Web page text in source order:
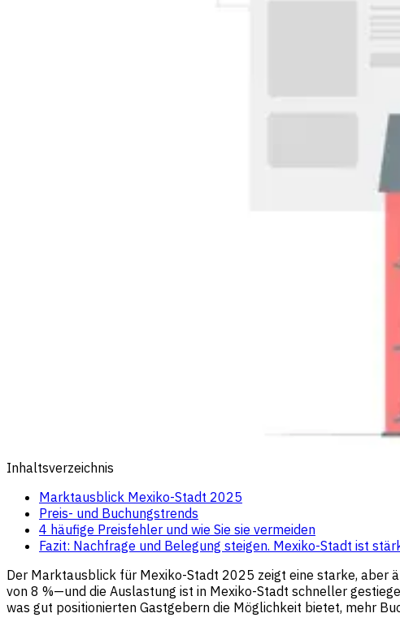
Inhaltsverzeichnis
Marktausblick Mexiko-Stadt 2025
Preis- und Buchungstrends
4 häufige Preisfehler und wie Sie sie vermeiden
Fazit: Nachfrage und Belegung steigen. Mexiko-Stadt ist
Der Marktausblick für Mexiko-Stadt 2025 zeigt eine starke,
von 8 %—und die Auslastung ist in Mexiko-Stadt schneller
was gut positionierten Gastgebern die Möglichkeit bietet, mehr